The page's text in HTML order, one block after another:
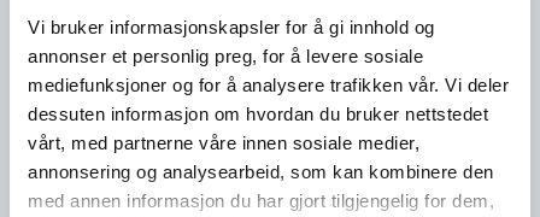
Vi bruker informasjonskapsler for å gi innhold og
annonser et personlig preg, for å levere sosiale
mediefunksjoner og for å analysere trafikken vår. Vi deler
dessuten informasjon om hvordan du bruker nettstedet
vårt, med partnerne våre innen sosiale medier,
annonsering og analysearbeid, som kan kombinere den
med annen informasjon du har gjort tilgjengelig for dem,